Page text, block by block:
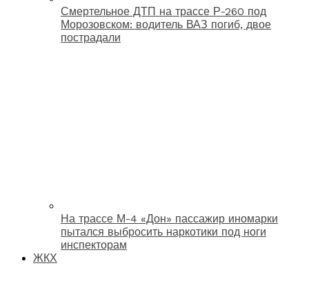
Смертельное ДТП на трассе Р-260 под
Морозовском: водитель ВАЗ погиб, двое
пострадали
На трассе М-4 «Дон» пассажир иномарки
пытался выбросить наркотики под ноги
инспекторам
ЖКХ